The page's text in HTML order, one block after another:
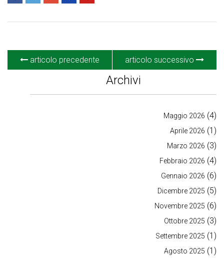
articolo precedente articolo successivo
Archivi
Maggio 2026 (4)
Aprile 2026 (1)
Marzo 2026 (3)
Febbraio 2026 (4)
Gennaio 2026 (6)
Dicembre 2025 (5)
Novembre 2025 (6)
Ottobre 2025 (3)
Settembre 2025 (1)
Agosto 2025 (1)